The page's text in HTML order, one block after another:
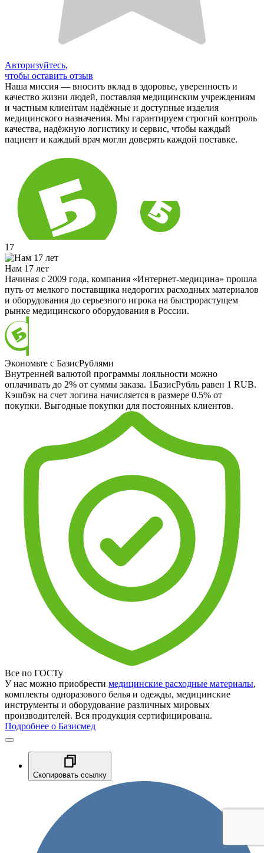
Авторизуйтесь,
чтобы оставить отзыв
Наша миссия — вносить вклад в здоровье, уверенность и
качество жизни людей, поставляя медицинским учреждениям
и частным клиентам надёжные и доступные изделия
медицинского назначения. Мы гарантируем строгий контроль
качества, надёжную логистику и сервис, чтобы каждый
пациент и каждый врач могли доверять каждой поставке.
17
Нам 17 лет
Начиная с 2009 года, компания «Интернет-медицина» прошла
путь от мелкого поставщика недорогих расходных материалов
и оборудования до серьезного игрока на быстрорастущем
рынке медицинского оборудования в России.
Экономьте с БазисРублями
Внутренней валютой программы лояльности можно
оплачивать до 2% от суммы заказа. 1БазисРубль равен 1 RUB.
Кэшбэк на счет логина начисляется в размере 0.5% от
покупки. Выгодные покупки для постоянных клиентов.
Все по ГОСТу
У нас можно приобрести медицинские расходные материалы,
комплекты одноразового белья и одежды, медицинские
инструменты и оборудование различных мировых
производителей. Вся продукция сертифицирована.
Подробнее о Базисмед
Скопировать ссылку